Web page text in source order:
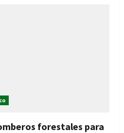
forestales para